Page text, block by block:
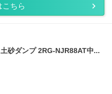
こちら
砂ダンプ 2RG-NJR88AT中...